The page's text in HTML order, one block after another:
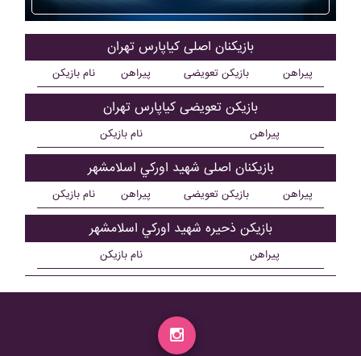
بازیکنان اصلی کياپارس تهران
نام بازیکن پیراهن بازیکن تعویضی پیراهن
بازیکن تعویضی کياپارس تهران
نام بازیکن پیراهن
بازیکنان اصلی شهيد اورکي اسلامشهر
نام بازیکن پیراهن بازیکن تعویضی پیراهن
بازیکن ذحیره شهيد اورکي اسلامشهر
نام بازیکن پیراهن